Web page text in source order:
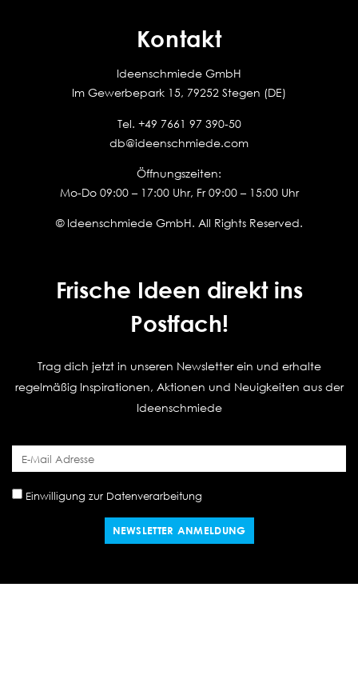
Kontakt
Ideenschmiede GmbH
Im Gewerbepark 15, 79252 Stegen (DE)
Tel. +49 7661 97 390-50
db@ideenschmiede.com
Öffnungszeiten:
Mo-Do 09:00 – 17:00 Uhr, Fr 09:00 – 15:00 Uhr
© Ideenschmiede GmbH. All Rights Reserved.
Frische Ideen direkt ins
Postfach!
Trag dich jetzt in unseren Newsletter ein und erhalte
regelmäßig Inspirationen, Aktionen und Neuigkeiten aus der
Ideenschmiede
Einwilligung zur Datenverarbeitung
NEWSLETTER ANMELDUNG